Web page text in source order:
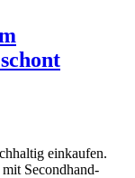
einkaufen.
Secondhand-